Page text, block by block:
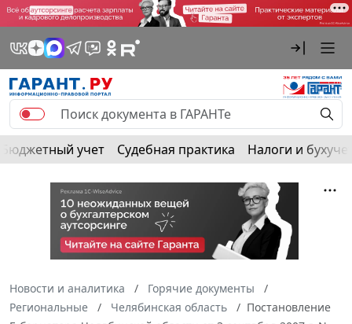
Бюджетный учет Судебная практика Налоги и
Новости и аналитика
Горячие документы
Региональные
Челябинская область
Постановление